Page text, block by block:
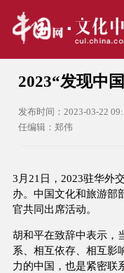
2023“发现中
发布时间：2023-03-22
任编辑：郑伟
3月21日，2023驻华外
办。中国文化和旅游部
官共同出席活动。
胡和平在致辞中表示，
系、相互依存、相互影
力的中国，也是紧密联